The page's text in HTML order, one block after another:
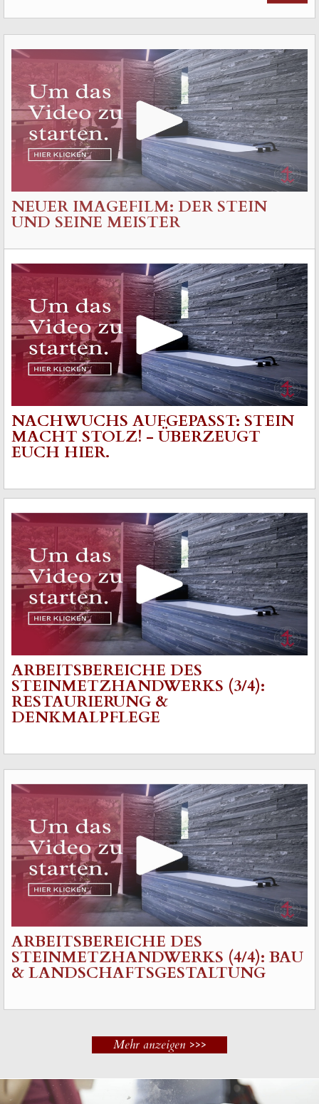
NEUER IMAGEFILM: DER STEIN
UND SEINE MEISTER
NACHWUCHS AUFGEPASST: STEIN
MACHT STOLZ! - ÜBERZEUGT
EUCH HIER.
ARBEITSBEREICHE DES
STEINMETZHANDWERKS (3/4):
RESTAURIERUNG &
DENKMALPFLEGE
ARBEITSBEREICHE DES
STEINMETZHANDWERKS (4/4): BAU
& LANDSCHAFTSGESTALTUNG
Mehr anzeigen >>>